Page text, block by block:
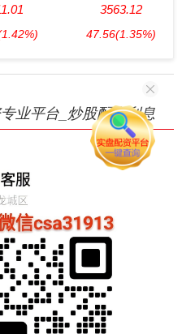
3563.12
47.56(1.35%)
业平台_炒股配资利息